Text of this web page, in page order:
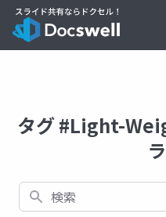
タグ #Light-
検索